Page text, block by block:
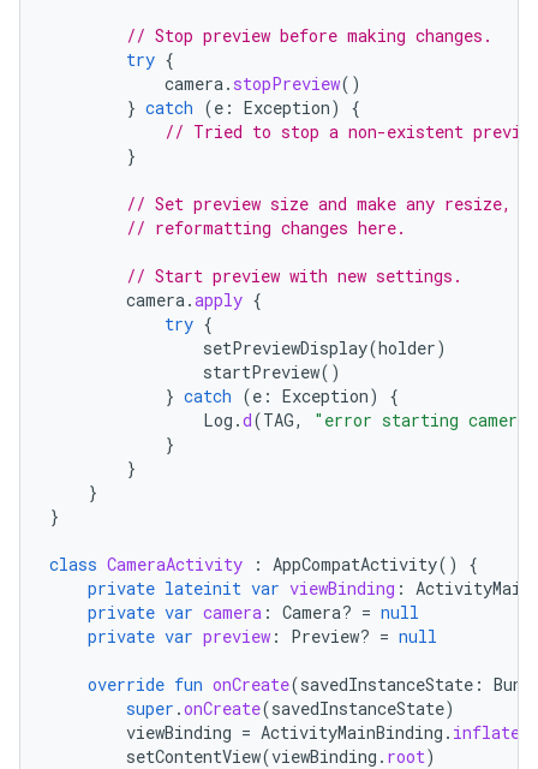
// Stop preview before making changes.
try {
camera. stopPreview()
} catch (e : Exception)
{
// Tried to stop a non-existent
}
// Set preview size and make any resize,
// reformatting changes here.
// Start preview with new settings.
camera.apply {
try {
setPreviewDisplay(holder)
startPreview()
} catch (e : Exception)
{
Log .d(TAG,
"error starting camera
}
}
}
}
class CameraActivity : AppCompatActivity()
{
private lateinit var viewBinding :
private var camera : Camera? = null
private var preview : Preview? = null
override fun onCreate(savedInstanceState :
super .onCreate(savedInstanceState)
viewBinding = ActivityMainBinding . inflate
setContentView(viewBinding . root)